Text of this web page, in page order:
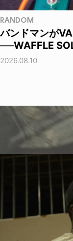
RANDOM
バンドマンが
──WAFFLE
2026.08.10